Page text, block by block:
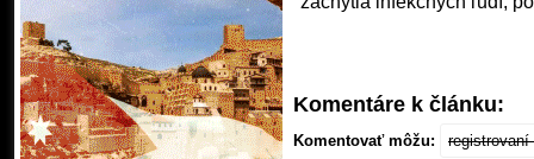
Komentáre k článku:
Komentovať môžu:
registrovaní